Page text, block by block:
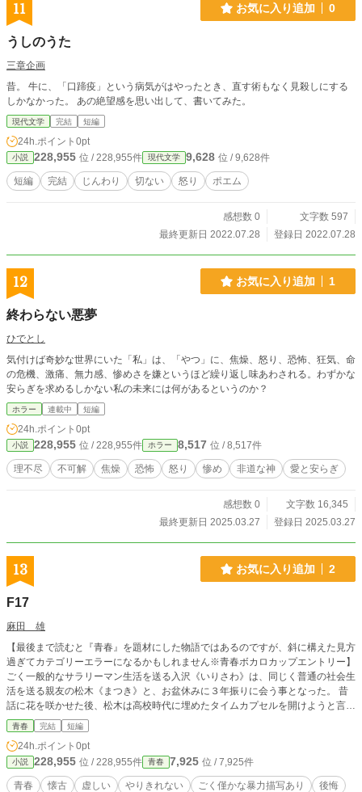
11 お気に入り追加 0
うしのうた
三章企画
昔。 牛に、「口蹄疫」という病気がはやったとき、直す術もなく見殺しにする
現代文学 完結 短編
24h.ポイント 0pt
小説 228,955 位 / 228,955件 現代文学 9,628 位 / 9,628件
短編 完結 じんわり 切ない 怒り ポエム
感想数 0
文字数 597
最終更新日 2022.07.28
登録日 2022.07.28
12 お気に入り追加 1
終わらない悪夢
ひでとし
気付けば奇妙な世界にいた「私」は、「やつ」に、焦燥、怒り、恐怖、狂気、命
の危機、激痛、無力感、惨めさを嫌というほど繰り返し味あわされる。わずかな
安らぎを求めるしかない私の未来には何があるというのか？
ホラー 連載中 短編
24h.ポイント 0pt
小説 228,955 位 / 228,955件 ホラー 8,517 位 / 8,517件
理不尽 不可解 焦燥 恐怖 怒り 惨め 非道な神 愛と安らぎ
感想数 0
文字数 16,345
最終更新日 2025.03.27
登録日 2025.03.27
13 お気に入り追加 2
F17
麻田 雄
【最後まで読むと『青春』を題材にした物語ではあるのですが、斜に構えた見方
過ぎてカテゴリーエラーになるかもしれません※青春ボカロカップエントリー】
ごく一般的なサラリーマン生活を送る入沢《いりさわ》は、同じく普通の社会生
活を送る親友の松木《まつき》と、お盆休みに３年振りに会う事となった。 昔
話に花を咲かせた後、松木は高校時代に埋めたタイムカプセルを開けようと言い
出す。 そこにはかつて共にバンド活動を行っていた親友達のメッセージも入っ
ている。 一人は音信不通。 一人は他界……。 15年という歳月を経て、当時の自
分や親友達と束の間の邂逅を果たす。
青春 完結 短編
24h.ポイント 0pt
小説 228,955 位 / 228,955件 青春 7,925 位 / 7,925件
青春 懐古 虚しい やりきれない ごく僅かな暴力描写あり
後悔